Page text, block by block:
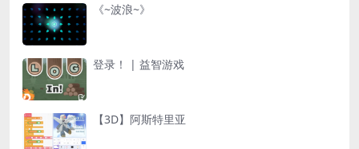
《~波浪~》
登录！ | 益智游戏
【3D】阿斯特里亚